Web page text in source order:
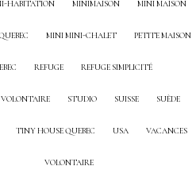
HABITATION MINIMAISON MINI MAISON
MINI MINI-CHALET PETITE MAISON
REFUGE REFUGE SIMPLICITÉ
STUDIO SUISSE SUÈDE
TINY HOUSE QUEBEC USA VACANCES
VOLONTAIRE